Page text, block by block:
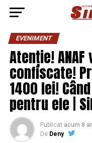
EVENIMENT
Atenție!
confiscate!
1400 lei!
pentru ele |
Publicat acum 8
De Deny